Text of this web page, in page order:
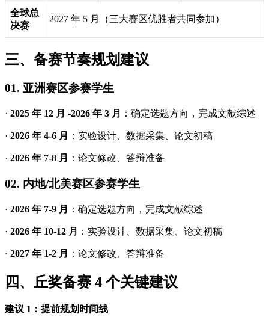
全球总
决赛
2027 年 5 月（三大赛区优胜者共同参加）
三、备赛节奏规划建议
01. 亚洲赛区参赛学生
· 2025 年 12 月 -2026 年 3 月 ：确定选题方向，完成文献综述
· 2026 年 4-6 月 ：实验设计、数据采集、论文初稿
· 2026 年 7-8 月 ：论文修改、答辩准备
02. 内地/北美赛区参赛学生
· 2026 年 7-9 月 ：确定选题方向，完成文献综述
· 2026 年 10-12 月 ：实验设计、数据采集、论文初稿
· 2027 年 1-2 月 ：论文修改、答辩准备
四、丘奖备赛 4 个关键建议
建议 1：提前规划时间线